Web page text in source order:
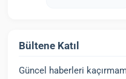
Bültene Katıl
Güncel haberleri